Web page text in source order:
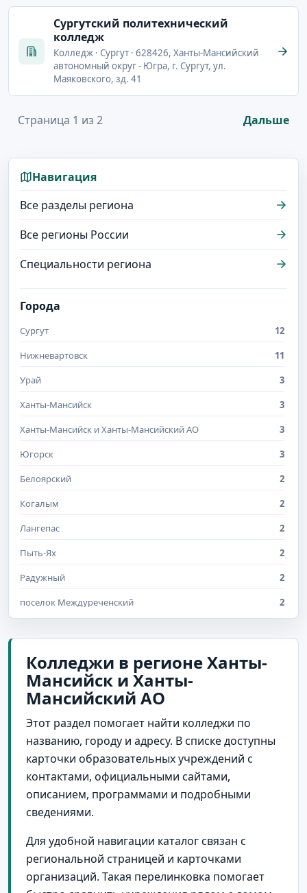
Сургутский политехнический
колледж
Колледж · Сургут · 628426, Ханты-Мансийский
автономный округ - Югра, г. Сургут, ул.
Маяковского, зд. 41
Страница 1 из 2 Дальше
Навигация
Все разделы региона
Все регионы России
Специальности региона
Города
Сургут
12
Нижневартовск
11
Урай
3
Ханты-Мансийск
3
Ханты-Мансийск и Ханты-Мансийский АО
3
Югорск
3
Белоярский
2
Когалым
2
Лангепас
2
Пыть-Ях
2
Радужный
2
поселок Междуреченский
2
Нягань
Советский
Колледжи в регионе Ханты-
Мансийск и Ханты-
Мансийский АО
Этот раздел помогает найти колледжи по
названию, городу и адресу. В списке доступны
карточки образовательных учреждений с
контактами, официальными сайтами,
описанием, программами и подробными
сведениями.
Для удобной навигации каталог связан с
региональной страницей и карточками
организаций. Такая перелинковка помогает